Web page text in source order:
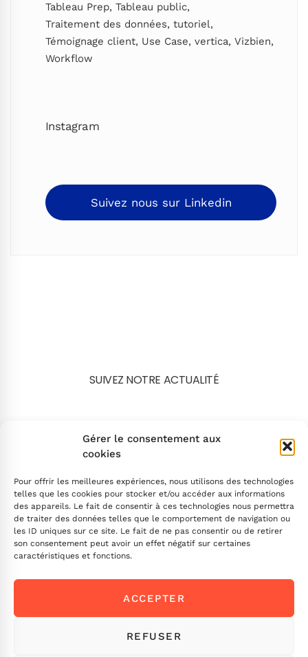
Gérer le consentement aux
cookies
Pour offrir les meilleures expériences, nous utilisons des technologies
telles que les cookies pour stocker et/ou accéder aux informations
des appareils. Le fait de consentir à ces technologies nous permettra
de traiter des données telles que le comportement de navigation ou
les ID uniques sur ce site. Le fait de ne pas consentir ou de retirer
son consentement peut avoir un effet négatif sur certaines
caractéristiques et fonctions.
ACCEPTER
REFUSER
Tableau Prep, Tableau public,
Traitement des données, tutoriel,
Témoignage client, Use Case, vertica, Vizbien,
Workflow
Instagram
Suivez nous sur Linkedin
SUIVEZ NOTRE ACTUALITÉ
INSCRIVEZ-VOUS
Envoyez-nous un message
Ou appelez-nousICI